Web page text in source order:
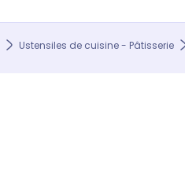
Ustensiles de cuisine - Pâtisserie